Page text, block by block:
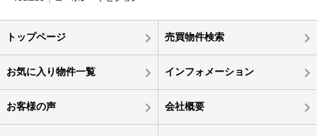
トップページ 売買物件検索
お気に入り物件一覧 インフォメーション
お客様の声 会社概要